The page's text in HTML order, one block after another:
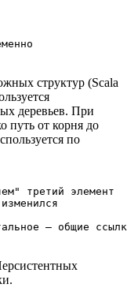
структур (Scala
деревьев. При
путь от корня до
по
третий элемент